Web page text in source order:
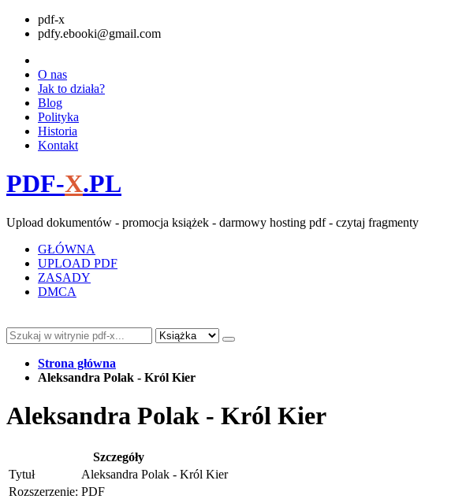
pdf-x
pdfy.ebooki@gmail.com
O nas
Jak to działa?
Blog
Polityka
Historia
Kontakt
PDF-X.PL
Upload dokumentów - promocja książek - darmowy hosting pdf - czytaj fragmenty
GŁÓWNA
UPLOAD PDF
ZASADY
DMCA
Strona główna
Aleksandra Polak - Król Kier
Aleksandra Polak - Król Kier
Szczegóły
Tytuł
Aleksandra Polak - Król Kier
Rozszerzenie: PDF